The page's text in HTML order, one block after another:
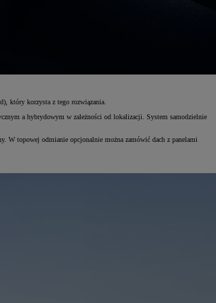
który korzysta z tego rozwiązania.
a hybrydowym w zależności od lokalizacji. System samodzielnie
W topowej odmianie opcjonalnie można zamówić dach z panelami